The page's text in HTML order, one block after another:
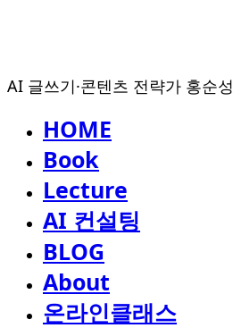
AI 글쓰기·콘텐츠 전략가 홍순성
HOME
Book
Lecture
AI 컨설팅
BLOG
About
온라인클래스